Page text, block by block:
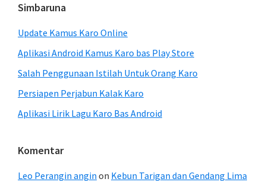
Simbaruna
Update Kamus Karo Online
Aplikasi Android Kamus Karo bas Play Store
Salah Penggunaan Istilah Untuk Orang Karo
Persiapen Perjabun Kalak Karo
Aplikasi Lirik Lagu Karo Bas Android
Komentar
Leo Perangin angin on Kebun Tarigan dan Gendang Lima